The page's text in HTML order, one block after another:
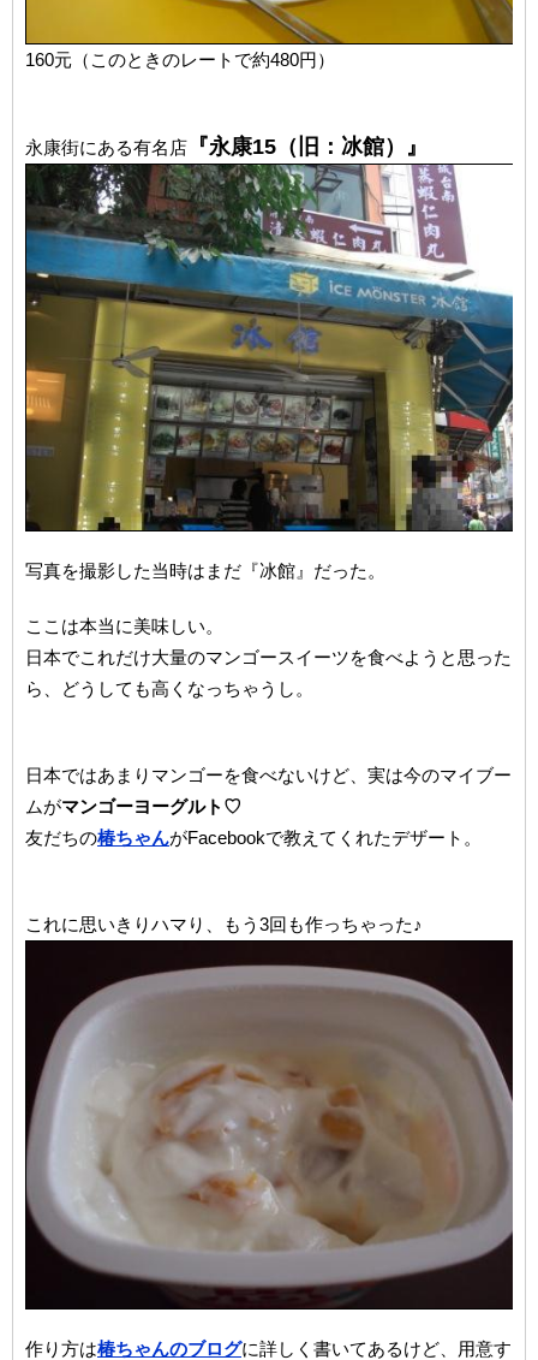
160元（このときのレートで約480円）
永康街にある有名店 『永康15（旧：冰館）』
写真を撮影した当時はまだ『冰館』だった。
ここは本当に美味しい。
日本でこれだけ大量のマンゴースイーツを食べようと思った
ら、どうしても高くなっちゃうし。
日本ではあまりマンゴーを食べないけど、実は今のマイブー
ムがマンゴーヨーグルト♡
友だちの椿ちゃんがFacebookで教えてくれたデザート。
これに思いきりハマり、もう3回も作っちゃった♪
作り方は椿ちゃんのブログに詳しく書いてあるけど、用意す